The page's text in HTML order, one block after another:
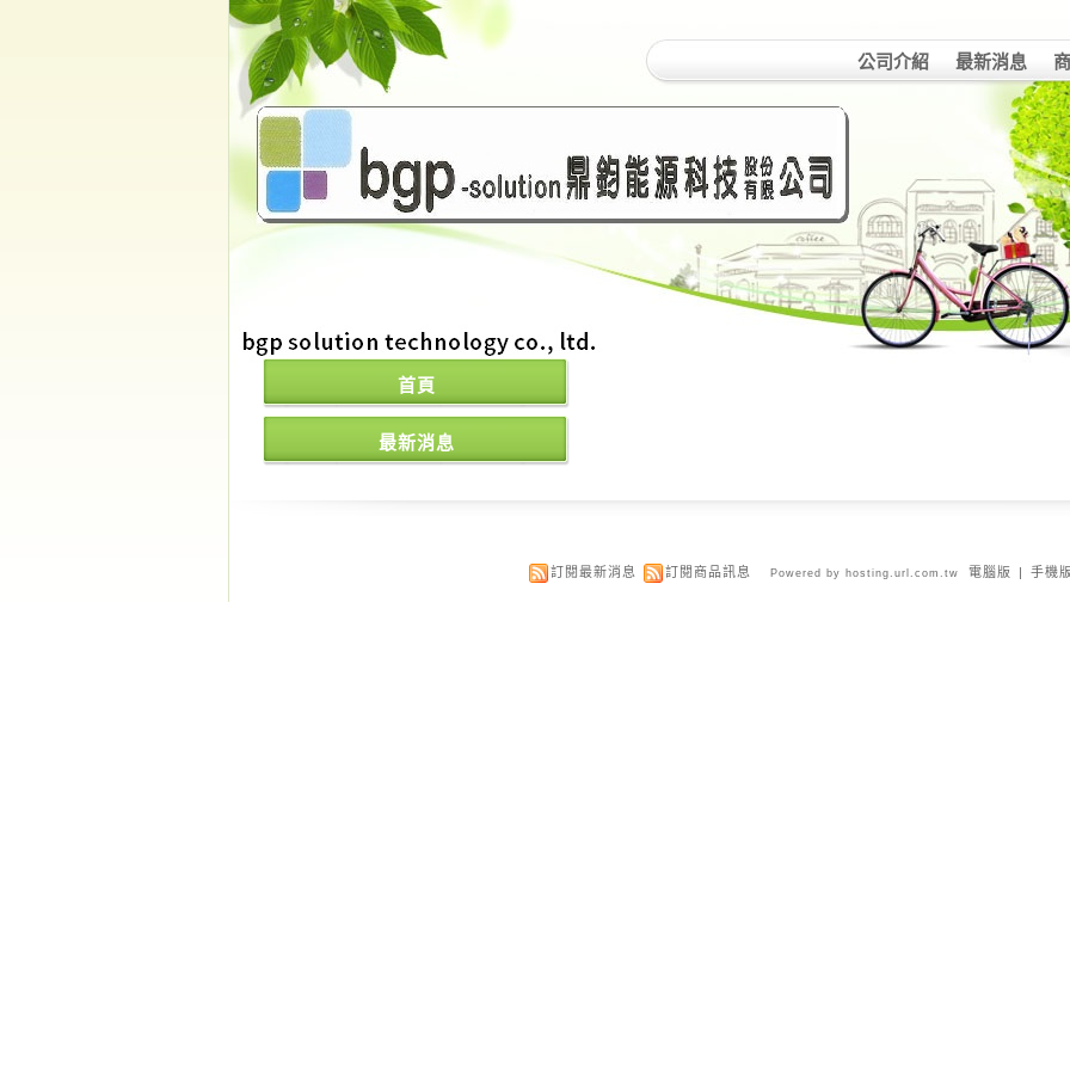
公司介紹 最新消息
首頁
最新消息
訂閱最新消息 訂閱商品訊息 Powered by hosting.url.com.tw 電腦版 | 手機